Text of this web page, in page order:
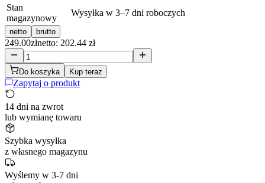
Stan
magazynowy
Wysyłka w 3–7 dni roboczych
netto brutto
249.00złnetto: 202.44 zł
Do koszyka Kup teraz
Zapytaj o produkt
14 dni na zwrot
lub wymianę towaru
Szybka wysyłka
z własnego magazynu
Wyślemy w 3-7 dni